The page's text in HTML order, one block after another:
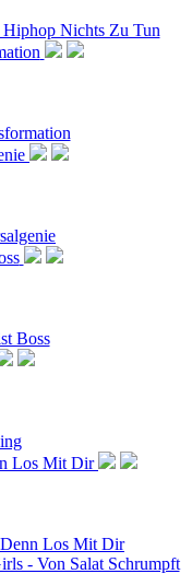
Nichts Zu Tun
Boss
Los Mit Dir